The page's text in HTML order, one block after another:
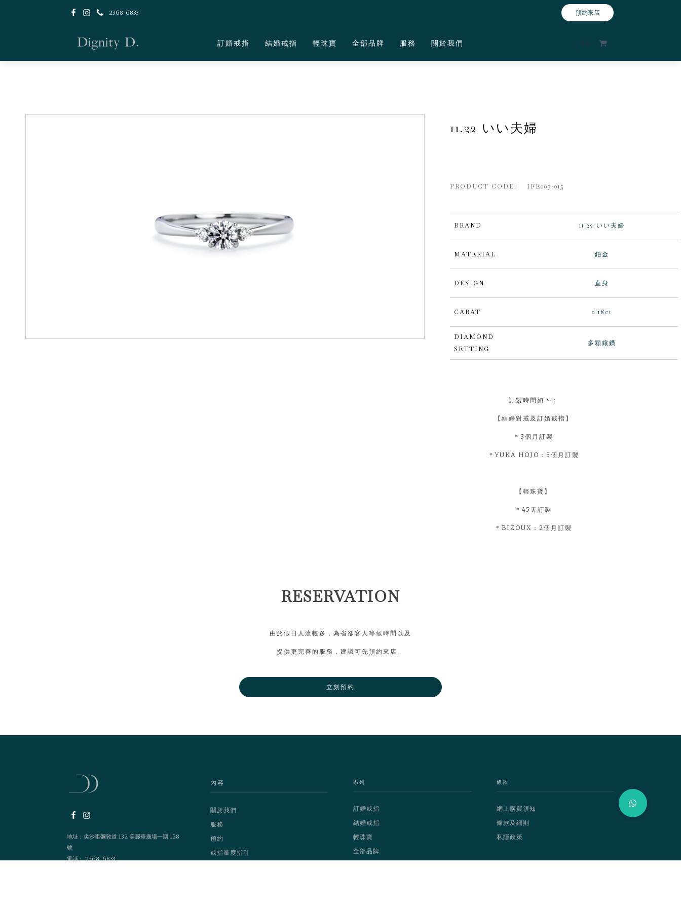
2368-6833 預約來店
訂婚戒指 結婚戒指 輕珠寶 全部品牌 服務 關於我們 $ 0
11.22 いい夫婦
PRODUCT CODE: IFE007-015
BRAND 11.22 いい夫婦
MATERIAL 鉑金
DESIGN 直身
CARAT 0.18ct
DIAMOND
SETTING
多顆鑲鑽
訂製時間如下：
【結婚對戒及訂婚戒指】
＊3個月訂製
＊YUKA HOJO：5個月訂製
【輕珠寶】
＊45天訂製
＊BIZOUX：2個月訂製
RESERVATION
由於假日人流較多，為省卻客人等候時間以及
提供更完善的服務，建議可先預約來店。
立刻預約
地址：尖沙咀彌敦道 132 美麗華廣場一期 128
號
電話： 2368 6833
內容
關於我們
服務
預約
戒指量度指引
系列
訂婚戒指
結婚戒指
輕珠寶
全部品牌
條款
網上購買須知
條款及細則
私隱政策